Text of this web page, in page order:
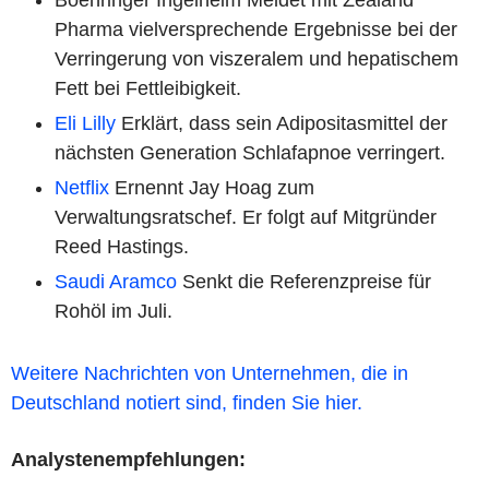
Pharma vielversprechende Ergebnisse bei der
Verringerung von viszeralem und hepatischem
Fett bei Fettleibigkeit.
Eli Lilly Erklärt, dass sein Adipositasmittel der
nächsten Generation Schlafapnoe verringert.
Netflix Ernennt Jay Hoag zum
Verwaltungsratschef. Er folgt auf Mitgründer
Reed Hastings.
Saudi Aramco Senkt die Referenzpreise für
Rohöl im Juli.
Weitere Nachrichten von Unternehmen, die in
Deutschland notiert sind, finden Sie hier.
Analystenempfehlungen: